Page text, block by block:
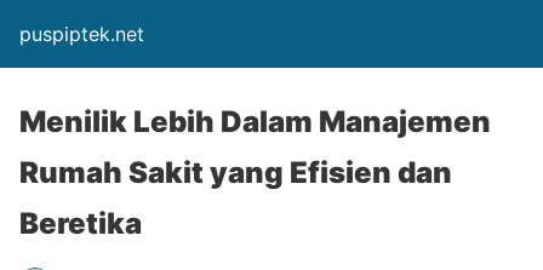
puspiptek.net
Menilik Lebih Dalam Manajemen
Rumah Sakit yang Efisien dan
Beretika